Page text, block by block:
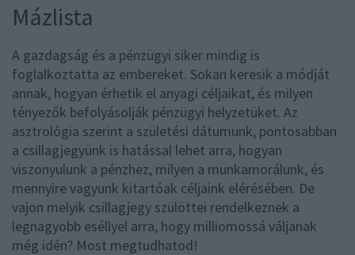
Mázlista
A gazdagság és a pénzügyi siker mindig is
foglalkoztatta az embereket. Sokan keresik a módját
annak, hogyan érhetik el anyagi céljaikat, és milyen
tényezők befolyásolják pénzügyi helyzetüket. Az
asztrológia szerint a születési dátumunk, pontosabban
a csillagjegyünk is hatással lehet arra, hogyan
viszonyulunk a pénzhez, milyen a munkamorálunk, és
mennyire vagyunk kitartóak céljaink elérésében. De
vajon melyik csillagjegy szülöttei rendelkeznek a
legnagyobb eséllyel arra, hogy milliomossá váljanak
még idén? Most megtudhatod!